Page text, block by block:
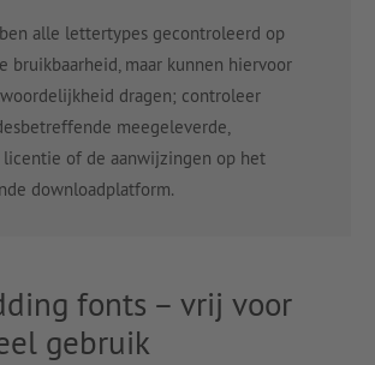
alle lettertypes gecontroleerd op
bruikbaarheid, maar kunnen hiervoor
dragen; controleer
meegeleverde,
of de aanwijzingen op het
downloadplatform.
fonts – vrij voor
gebruik